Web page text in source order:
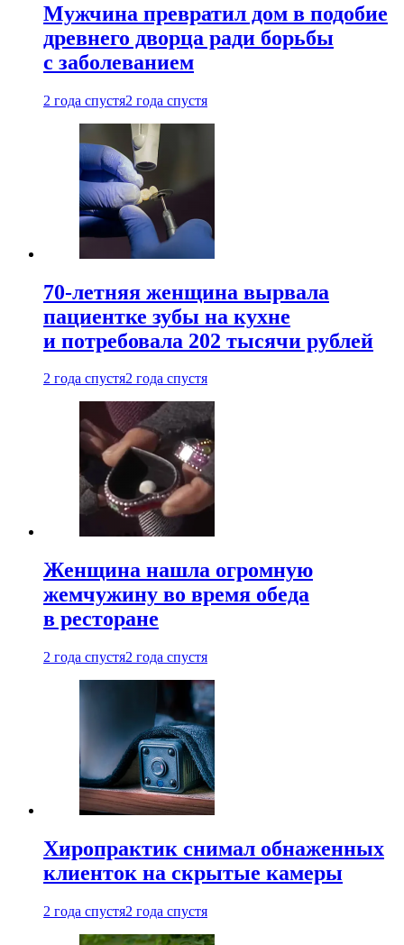
Мужчина превратил дом в подобие
древнего дворца ради борьбы
с заболеванием
2 года спустя2 года спустя
70-летняя женщина вырвала
пациентке зубы на кухне
и потребовала 202 тысячи рублей
2 года спустя2 года спустя
Женщина нашла огромную
жемчужину во время обеда
в ресторане
2 года спустя2 года спустя
Хиропрактик снимал обнаженных
клиенток на скрытые камеры
2 года спустя2 года спустя